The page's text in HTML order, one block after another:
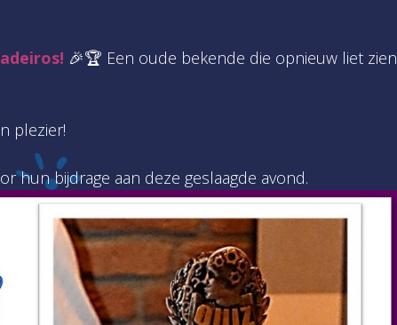
🎉🏆 Een oude bekende die opnieuw liet zien
plezier!
hun bijdrage aan deze geslaagde avond.